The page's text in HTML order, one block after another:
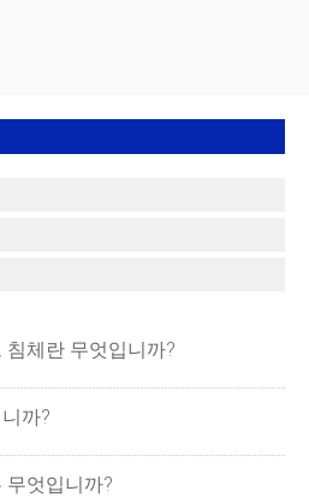
체란 무엇입니까?
까?
무엇입니까?